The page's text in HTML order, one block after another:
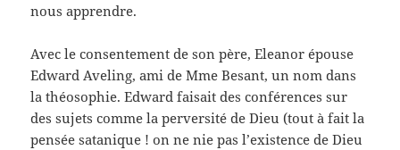
nous apprendre.
Avec le consentement de son père, Eleanor épouse
Edward Aveling, ami de Mme Besant, un nom dans
la théosophie. Edward faisait des conférences sur
des sujets comme la perversité de Dieu (tout à fait la
pensée satanique ! on ne nie pas l’existence de Dieu